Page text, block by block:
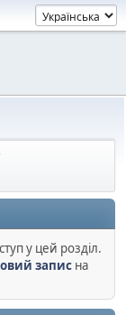
у цей розділ.
записна